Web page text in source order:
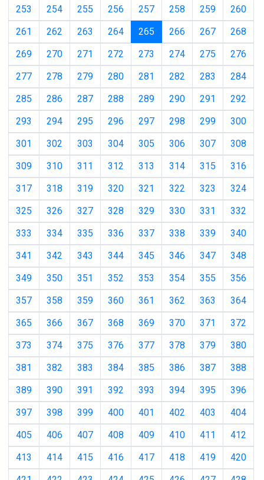
253
254 255 256 257 258 259
260
261
262 263 264 265 (current)
266 267
268
269
270 271 272 273 274 275
276
277
278 279 280 281 282 283
284
285
286 287 288 289 290 291
292
293
294 295 296 297 298 299
300
301
302 303 304 305 306 307
308
309
310 311 312 313 314 315
316
317
318 319 320 321 322 323
324
325
326 327 328 329 330 331
332
333
334 335 336 337 338 339
340
341
342 343 344 345 346 347
348
349
350 351 352 353 354 355
356
357
358 359 360 361 362 363
364
365
366 367 368 369 370 371
372
373
374 375 376 377 378 379
380
381
382 383 384 385 386 387
388
389
390 391 392 393 394 395
396
397
398 399 400 401 402 403
404
405
406 407 408 409 410 411
412
413
414 415 416 417 418 419
420